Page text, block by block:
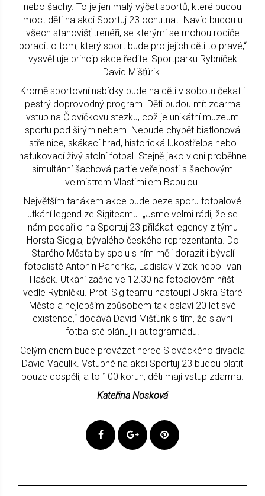
nebo šachy. To je jen malý výčet sportů, které budou
moct děti na akci Sportuj 23 ochutnat. Navíc budou u
všech stanovišť trenéři, se kterými se mohou rodiče
poradit o tom, který sport bude pro jejich děti to pravé,“
vysvětluje princip akce ředitel Sportparku Rybníček
David Mišťúrik.
Kromě sportovní nabídky bude na děti v sobotu čekat i
pestrý doprovodný program. Děti budou mít zdarma
vstup na Človíčkovu stezku, což je unikátní muzeum
sportu pod širým nebem. Nebude chybět biatlonová
střelnice, skákací hrad, historická lukostřelba nebo
nafukovací živý stolní fotbal. Stejně jako vloni proběhne
simultánní šachová partie veřejnosti s šachovým
velmistrem Vlastimilem Babulou.
Největším tahákem akce bude beze sporu fotbalové
utkání legend ze Sigiteamu. „Jsme velmi rádi, že se
nám podařilo na Sportuj 23 přilákat legendy z týmu
Horsta Siegla, bývalého českého reprezentanta. Do
Starého Města by spolu s ním měli dorazit i bývalí
fotbalisté Antonín Panenka, Ladislav Vízek nebo Ivan
Hašek. Utkání začne ve 12.30 na fotbalovém hřišti
vedle Rybníčku. Proti Sigiteamu nastoupí Jiskra Staré
Město a nejlepším způsobem tak oslaví 20 let své
existence,“ dodává David Mišťúrik s tím, že slavní
fotbalisté plánují i autogramiádu.
Celým dnem bude provázet herec Slováckého divadla
David Vaculík. Vstupné na akci Sportuj 23 budou platit
pouze dospělí, a to 100 korun, děti mají vstup zdarma.
Kateřina Nosková